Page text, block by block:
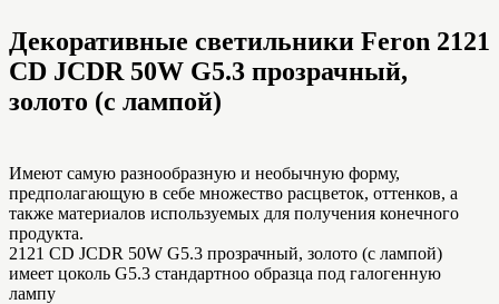
Декоративные светильники Feron 2121
CD JCDR 50W G5.3 прозрачный,
золото (с лампой)
Имеют самую разнообразную и необычную форму,
предполагающую в себе множество расцветок, оттенков, а
также материалов используемых для получения конечного
продукта.
2121 CD JCDR 50W G5.3 прозрачный, золото (с лампой)
имеет цоколь G5.3 стандартноо образца под галогенную
лампу